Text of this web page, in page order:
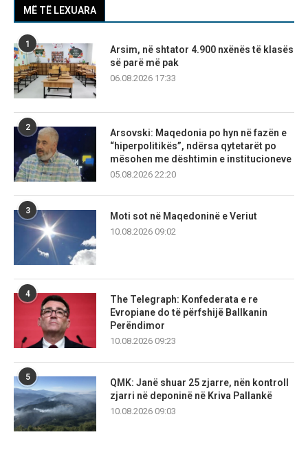
MË TË LEXUARA
1
Arsim, në shtator 4.900 nxënës të klasës
së parë më pak
06.08.2026 17:33
2
Arsovski: Maqedonia po hyn në fazën e
“hiperpolitikës”, ndërsa qytetarët po
mësohen me dështimin e institucioneve
05.08.2026 22:20
3
Moti sot në Maqedoninë e Veriut
10.08.2026 09:02
4
The Telegraph: Konfederata e re
Evropiane do të përfshijë Ballkanin
Perëndimor
10.08.2026 09:23
5
QMK: Janë shuar 25 zjarre, nën kontroll
zjarri në deponinë në Kriva Pallankë
10.08.2026 09:03